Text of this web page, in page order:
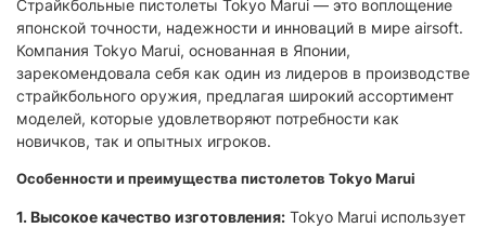
Страйкбольные пистолеты Tokyo Marui — это воплощение
японской точности, надежности и инноваций в мире airsoft.
Компания Tokyo Marui, основанная в Японии,
зарекомендовала себя как один из лидеров в производстве
страйкбольного оружия, предлагая широкий ассортимент
моделей, которые удовлетворяют потребности как
новичков, так и опытных игроков.​
Особенности и преимущества пистолетов Tokyo Marui
1. Высокое качество изготовления: Tokyo Marui использует